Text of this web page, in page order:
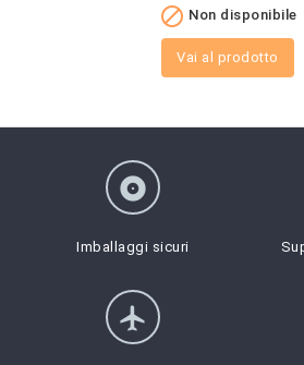
 Non disponibile
Vai al prodotto
album
Imballaggi sicuri
flight